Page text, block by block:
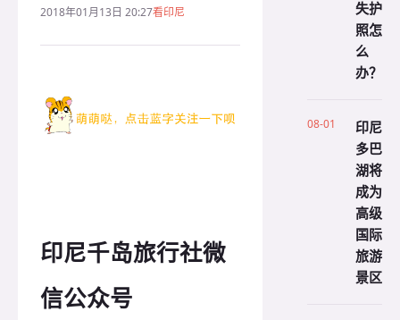
2018年01月13日 20:27看印尼
印尼千岛旅行社微
信公众号
失护
照怎
么
办？
08-01
印尼
多巴
湖将
成为
高级
国际
旅游
景区